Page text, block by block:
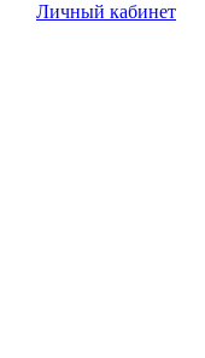
Личный кабинет